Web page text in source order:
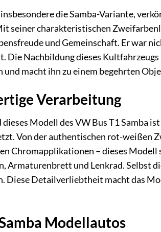
die Samba-Variante,
seiner charakteristischen
und Gemeinschaft. Er war
Die Nachbildung dieses
macht ihn zu einem begehrten
Verarbeitung
Modell des VW Bus T1 Samba
Von der authentischen rot-weißen
Chromapplikationen – dieses
Armaturenbrett und Lenkrad. Selbst
Diese Detailverliebtheit macht das
Modellautos